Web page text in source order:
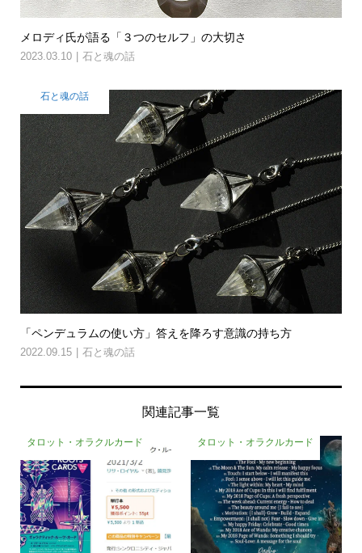
メロディ氏が語る「３つのセルフ」の大切さ
2023.03.10 石と魂の話
石と魂の話
「ペンデュラムの使い方」答えを降ろす意識の持ち方
2022.09.15 石と魂の話
関連記事一覧
タロット・オラクルカード タロット・オラクルカード